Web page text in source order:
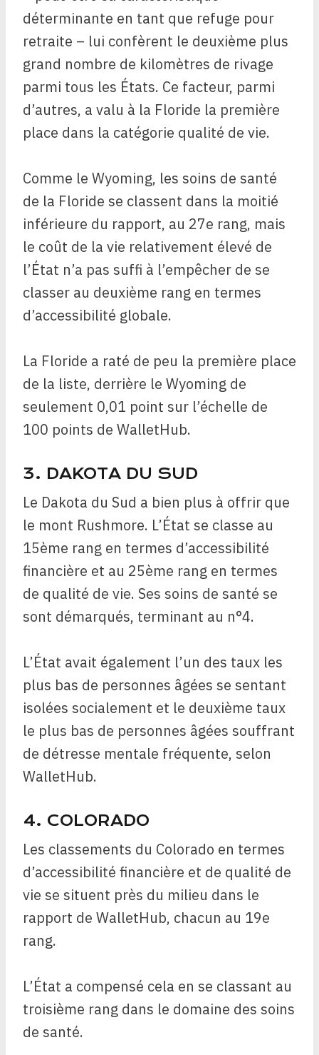
déterminante en tant que refuge pour
retraite – lui confèrent le deuxième plus
grand nombre de kilomètres de rivage
parmi tous les États. Ce facteur, parmi
d’autres, a valu à la Floride la première
place dans la catégorie qualité de vie.
Comme le Wyoming, les soins de santé
de la Floride se classent dans la moitié
inférieure du rapport, au 27e rang, mais
le coût de la vie relativement élevé de
l’État n’a pas suffi à l’empêcher de se
classer au deuxième rang en termes
d’accessibilité globale.
La Floride a raté de peu la première place
de la liste, derrière le Wyoming de
seulement 0,01 point sur l’échelle de
100 points de WalletHub.
3. DAKOTA DU SUD
Le Dakota du Sud a bien plus à offrir que
le mont Rushmore. L’État se classe au
15ème rang en termes d’accessibilité
financière et au 25ème rang en termes
de qualité de vie. Ses soins de santé se
sont démarqués, terminant au n°4.
L’État avait également l’un des taux les
plus bas de personnes âgées se sentant
isolées socialement et le deuxième taux
le plus bas de personnes âgées souffrant
de détresse mentale fréquente, selon
WalletHub.
4. COLORADO
Les classements du Colorado en termes
d’accessibilité financière et de qualité de
vie se situent près du milieu dans le
rapport de WalletHub, chacun au 19e
rang.
L’État a compensé cela en se classant au
troisième rang dans le domaine des soins
de santé.